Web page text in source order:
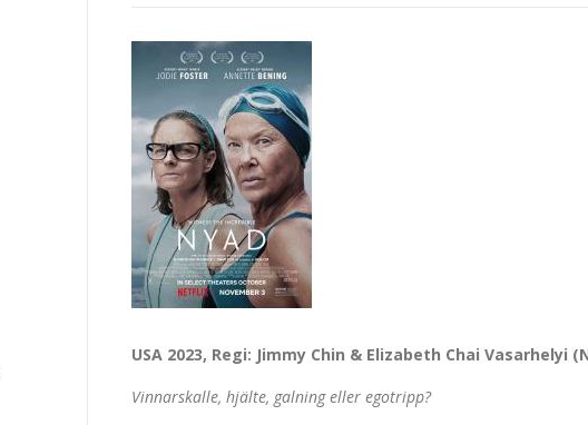
USA 2023, Regi: Jimmy Chin & Elizabeth Chai Vasarhelyi
Vinnarskalle, hjälte, galning eller egotripp?